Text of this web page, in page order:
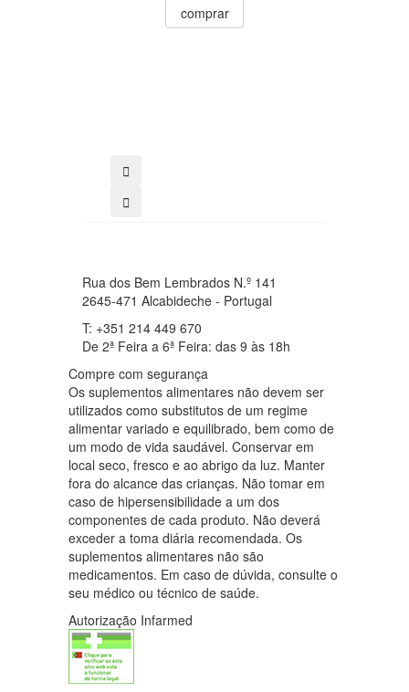
comprar
Rua dos Bem Lembrados N.º 141
2645-471 Alcabideche - Portugal
T: +351 214 449 670
De 2ª Feira a 6ª Feira: das 9 às 18h
Compre com segurança
Os suplementos alimentares não devem ser
utilizados como substitutos de um regime
alimentar variado e equilibrado, bem como de
um modo de vida saudável. Conservar em
local seco, fresco e ao abrigo da luz. Manter
fora do alcance das crianças. Não tomar em
caso de hipersensibilidade a um dos
componentes de cada produto. Não deverá
exceder a toma diária recomendada. Os
suplementos alimentares não são
medicamentos. Em caso de dúvida, consulte o
seu médico ou técnico de saúde.
Autorização Infarmed